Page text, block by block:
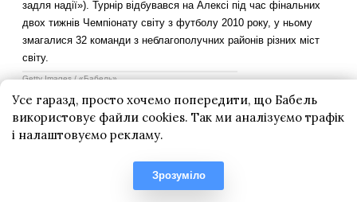
Усе гаразд, просто хочемо попередити, що Бабель
використовує файли cookies. Так ми аналізуємо трафік
і налаштовуємо рекламу.
Зрозуміло